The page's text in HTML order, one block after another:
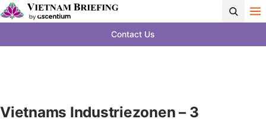
Contact Us
Vietnams Industriezonen – 3